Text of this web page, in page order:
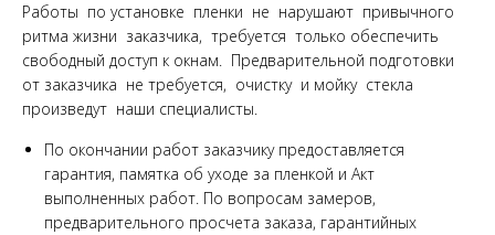
Работы по установке пленки не нарушают привычного
ритма жизни заказчика, требуется только обеспечить
свободный доступ к окнам. Предварительной подготовки
от заказчика не требуется, очистку и мойку стекла
произведут наши специалисты.
По окончании работ заказчику предоставляется
гарантия, памятка об уходе за пленкой и Акт
выполненных работ. По вопросам замеров,
предварительного просчета заказа, гарантийных